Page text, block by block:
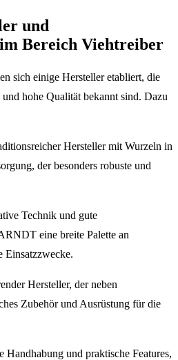
und
Bereich Viehtreiber
sich einige Hersteller etabliert, die
hohe Qualität bekannt sind. Dazu
Hersteller mit Wurzeln in
der besonders robuste und
Technik und gute
eine breite Palette an
Einsatzzwecke.
Hersteller, der neben
Zubehör und Ausrüstung für die
und praktische Features,